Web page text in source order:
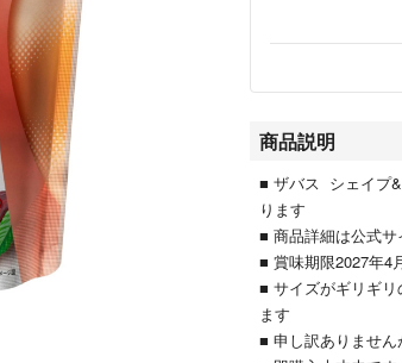
商品説明
■ ザバス シェイプ
ります
■ 商品詳細は公式
■ 賞味期限2027年4
■ サイズがギリギ
ます
■ 申し訳ありませ